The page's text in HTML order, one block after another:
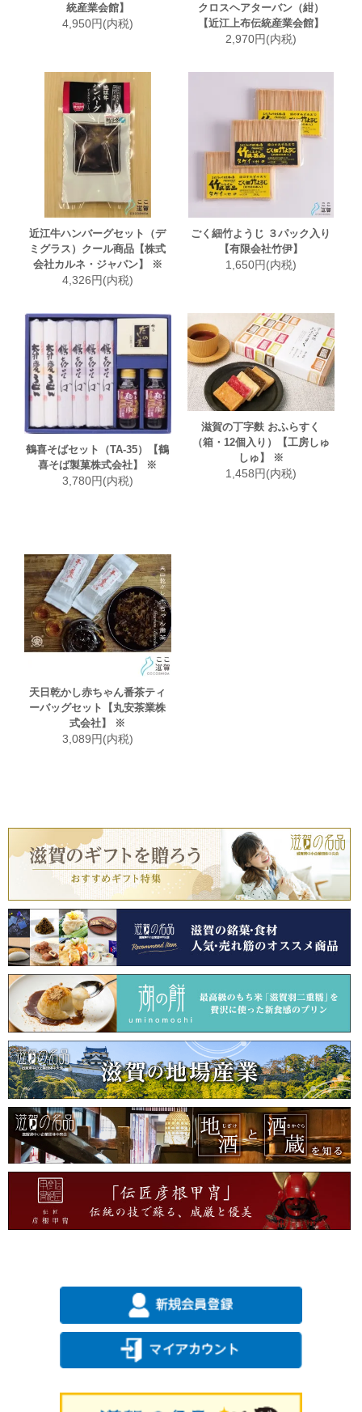
統産業会館】
4,950円(内税)
クロスヘアターバン（紺）
【近江上布伝統産業会館】
2,970円(内税)
近江牛ハンバーグセット（デ
ミグラス）クール商品【株式
会社カルネ・ジャパン】 ※
4,326円(内税)
ごく細竹ようじ ３パック入り
【有限会社竹伊】
1,650円(内税)
鶴喜そばセット（TA-35）【鶴
喜そば製菓株式会社】 ※
3,780円(内税)
滋賀の丁字麩 おふらすく
（箱・12個入り）【工房しゅ
しゅ】 ※
1,458円(内税)
天日乾かし赤ちゃん番茶ティ
ーバッグセット【丸安茶業株
式会社】 ※
3,089円(内税)